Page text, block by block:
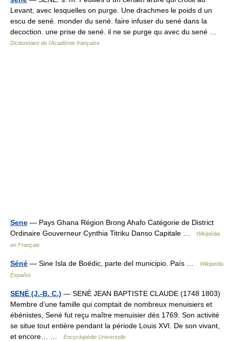
Levant, avec lesquelles on purge. Une drachmes le poids d un
escu de sené. monder du sené. faire infuser du sené dans la
decoction. une prise de sené. il ne se purge qu avec du sené …
Dictionnaire de l'Académie française
Sene — Pays Ghana Région Brong Ahafo Catégorie de District
Ordinaire Gouverneur Cynthia Titriku Danso Capitale …
Wikipédia
en Français
Séné — Sine Isla de Boëdic, parte del municipio. País …
Wikipedia
Español
SENÉ (J.-B. C.) — SENÉ JEAN BAPTISTE CLAUDE (1748 1803)
Membre d’une famille qui comptait de nombreux menuisiers et
ébénistes, Sené fut reçu maître menuisier dès 1769. Son activité
se situe tout entière pendant la période Louis XVI. De son vivant,
et encore… …
Encyclopédie Universelle